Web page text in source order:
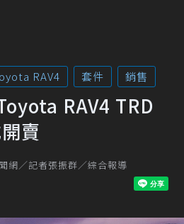
RAV4 套件 銷售
RAV4 TRD
賣
網／記者張振群／綜合報導